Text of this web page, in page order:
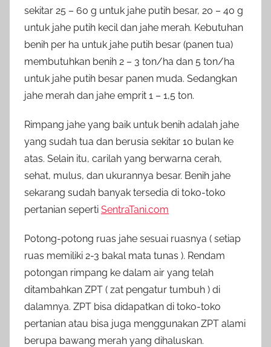
sekitar 25 – 60 g untuk jahe putih besar, 20 – 40 g
untuk jahe putih kecil dan jahe merah. Kebutuhan
benih per ha untuk jahe putih besar (panen tua)
membutuhkan benih 2 – 3 ton/ha dan 5 ton/ha
untuk jahe putih besar panen muda. Sedangkan
jahe merah dan jahe emprit 1 – 1,5 ton.
Rimpang jahe yang baik untuk benih adalah jahe
yang sudah tua dan berusia sekitar 10 bulan ke
atas. Selain itu, carilah yang berwarna cerah,
sehat, mulus, dan ukurannya besar. Benih jahe
sekarang sudah banyak tersedia di toko-toko
pertanian seperti SentraTani.com
Potong-potong ruas jahe sesuai ruasnya ( setiap
ruas memiliki 2-3 bakal mata tunas ). Rendam
potongan rimpang ke dalam air yang telah
ditambahkan ZPT ( zat pengatur tumbuh ) di
dalamnya. ZPT bisa didapatkan di toko-toko
pertanian atau bisa juga menggunakan ZPT alami
berupa bawang merah yang dihaluskan.